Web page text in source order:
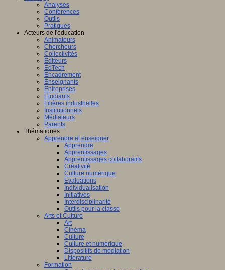
Analyses
Conférences
Outils
Pratiques
Acteurs de l'éducation
Animateurs
Chercheurs
Collectivités
Editeurs
EdTech
Encadrement
Enseignants
Entreprises
Etudiants
Filières industrielles
Institutionnels
Médiateurs
Parents
Thématiques
Apprendre et enseigner
Apprendre
Apprentissages
Apprentissages collaboratifs
Créativité
Culture numérique
Evaluations
Individualisation
Initiatives
Interdisciplinarité
Outils pour la classe
Arts et Culture
Art
Cinéma
Culture
Culture et numérique
Dispositifs de médiation
Littérature
Formation